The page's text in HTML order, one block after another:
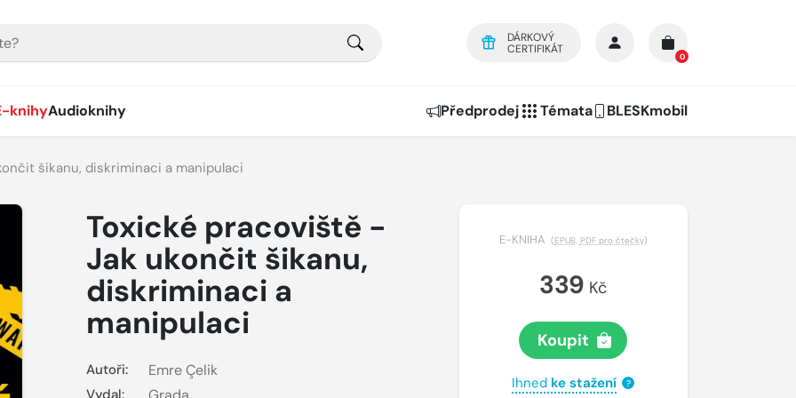
DÁRKOVÝ
CERTIFIKÁT
0
knihyAudioknihy Předprodej Témata BLESKmobil
šikanu, diskriminaci a manipulaci
Toxické pracoviště -
Jak ukončit šikanu,
diskriminaci a
manipulaci
Autoři: Emre Çelik
E-KNIHA (EPUB, PDF pro čtečky)
339 Kč
Koupit
Ihned ke stažení ?